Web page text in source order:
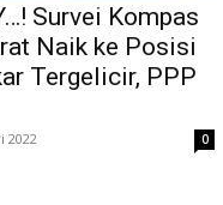
Survei Kompas
Naik ke Posisi
Tergelicir, PPP
2022 0